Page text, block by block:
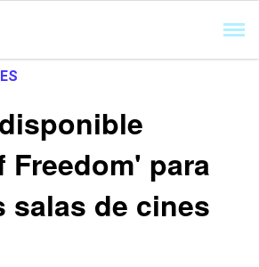
Freedom' para
salas de cines